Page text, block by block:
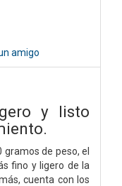
amigo
y listo
de peso, el
fino y ligero de la
cuenta con los